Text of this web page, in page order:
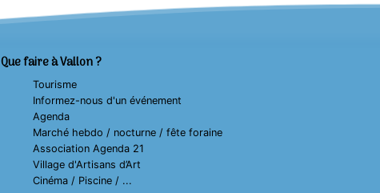
Que faire à Vallon ?
Tourisme
Informez-nous d'un événement
Agenda
Marché hebdo / nocturne / fête foraine
Association Agenda 21
Village d'Artisans d’Art
Cinéma / Piscine / ...